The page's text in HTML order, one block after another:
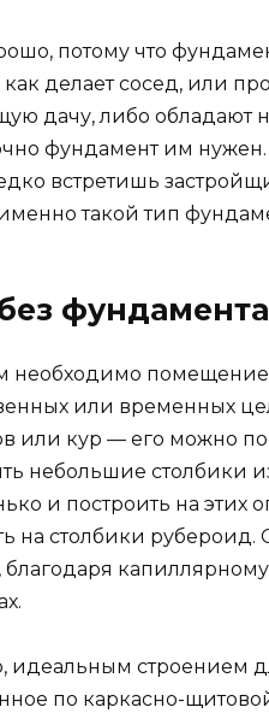
потому что
как делает сосед, или
дачу, либо обладают
фундамент им
встретишь
такой тип
фундамента
необходимо помещение
или временных
или кур — его можно
небольшие столбики
и построить на этих
на столбики
благодаря
идеальным строением
по каркасно-